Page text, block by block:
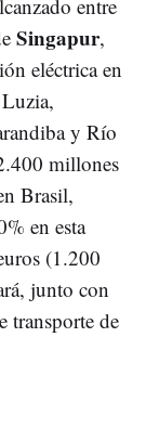
entre
Singapur,
eléctrica en
y Río
millones
Brasil,
en esta
(1.200
junto con
transporte de